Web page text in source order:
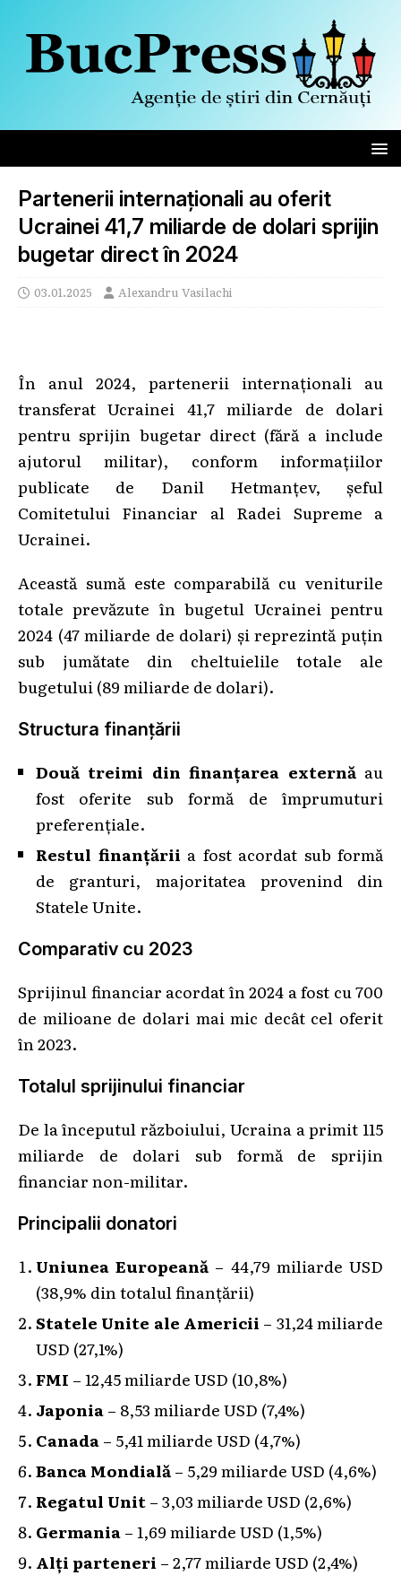
Partenerii internaționali au oferit
Ucrainei 41,7 miliarde de dolari sprijin
bugetar direct în 2024
03.01.2025 Alexandru Vasilachi
În anul 2024, partenerii internaționali au
transferat Ucrainei 41,7 miliarde de dolari
pentru sprijin bugetar direct (fără a include
ajutorul militar), conform informațiilor
publicate de Danil Hetmanțev, șeful
Comitetului Financiar al Radei Supreme a
Ucrainei.
Această sumă este comparabilă cu veniturile
totale prevăzute în bugetul Ucrainei pentru
2024 (47 miliarde de dolari) și reprezintă puțin
sub jumătate din cheltuielile totale ale
bugetului (89 miliarde de dolari).
Structura finanțării
Două treimi din finanțarea externăau
fost oferite sub formă de împrumuturi
preferențiale.
Restul finanțării a fost acordat sub formă
de granturi, majoritatea provenind din
Statele Unite.
Comparativ cu 2023
Sprijinul financiar acordat în 2024 a fost cu 700
de milioane de dolari mai mic decât cel oferit
în 2023.
Totalul sprijinului financiar
De la începutul războiului, Ucraina a primit 115
miliarde de dolari sub formă de sprijin
financiar non-militar.
Principalii donatori
Uniunea Europeană – 44,79 miliarde USD
(38,9% din totalul finanțării)
Statele Unite ale Americii – 31,24 miliarde
USD (27,1%)
FMI – 12,45 miliarde USD (10,8%)
Japonia– 8,53 miliarde USD (7,4%)
Canada– 5,41 miliarde USD (4,7%)
Banca Mondială– 5,29 miliarde USD (4,6%)
Regatul Unit– 3,03 miliarde USD (2,6%)
Germania– 1,69 miliarde USD (1,5%)
Alți parteneri – 2,77 miliarde USD (2,4%)